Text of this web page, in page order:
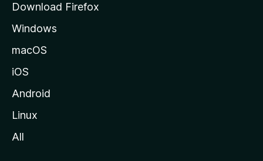
Download Firefox
Windows
macOS
iOS
Android
Linux
All